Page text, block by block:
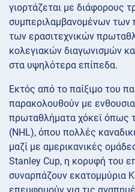
γιορτάζεται με διάφορους
συμπεριλαμβανομένων των
των ερασιτεχνικών
κολεγιακών διαγωνισμών
στα υψηλότερα επίπεδα.
Εκτός από το παίξιμο του
παρακολουθούν με
πρωταθλήματα χόκεϊ όπως
(NHL), όπου πολλές
μαζί με αμερικανικές
Stanley Cup, η κορυφή του
συναρπάζουν εκατομμύρια